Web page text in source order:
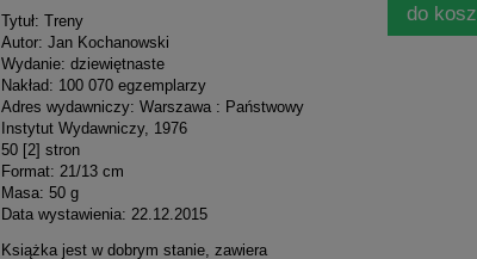
Tytuł: Treny
Autor: Jan Kochanowski
Wydanie: dziewiętnaste
Nakład: 100 070 egzemplarzy
Adres wydawniczy: Warszawa : Państwowy
Instytut Wydawniczy, 1976
50 [2] stron
Format: 21/13 cm
Masa: 50 g
Data wystawienia: 22.12.2015
Książka jest w dobrym stanie, zawiera
do